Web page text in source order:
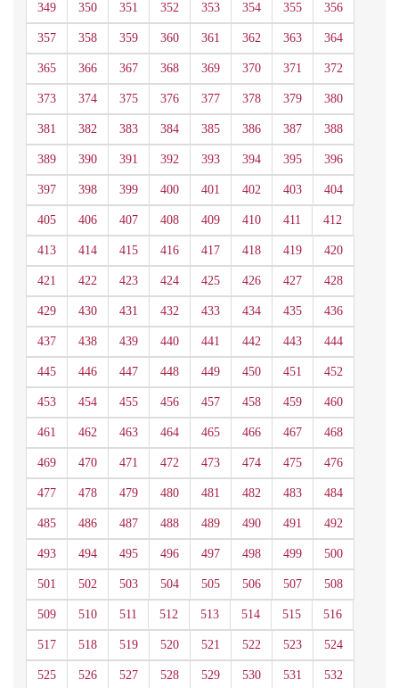
349 350 351 352 353 354 355 356
357 358 359 360 361 362 363 364
365 366 367 368 369 370 371 372
373 374 375 376 377 378 379 380
381 382 383 384 385 386 387 388
389 390 391 392 393 394 395 396
397 398 399 400 401 402 403 404
405 406 407 408 409 410 411 412
413 414 415 416 417 418 419 420
421 422 423 424 425 426 427 428
429 430 431 432 433 434 435 436
437 438 439 440 441 442 443 444
445 446 447 448 449 450 451 452
453 454 455 456 457 458 459 460
461 462 463 464 465 466 467 468
469 470 471 472 473 474 475 476
477 478 479 480 481 482 483 484
485 486 487 488 489 490 491 492
493 494 495 496 497 498 499 500
501 502 503 504 505 506 507 508
509 510 511 512 513 514 515 516
517 518 519 520 521 522 523 524
525 526 527 528 529 530 531 532